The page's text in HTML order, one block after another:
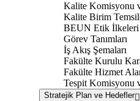
Kalite Komisyonu
Kalite Birim
BEUN Etik İlkeleri
Görev Tanımları
İş Akış Şemaları
Fakülte Kurulu
Fakülte Hizmet
Tespit Komisyonu
Stratejik Plan ve Hedefler